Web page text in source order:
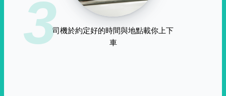
3司機於約定好的時間與地點載你上下
車